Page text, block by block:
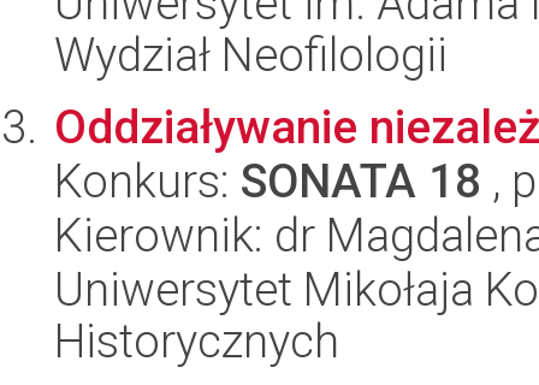
Wydział Neofilologii
Oddziaływanie
Konkurs: SONATA 18 ,
Kierownik: dr
Uniwersytet Mikołaja
Historycznych